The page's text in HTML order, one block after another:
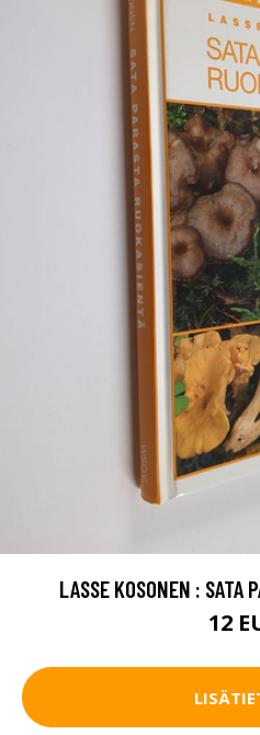
LASSE KOSONEN : SATA
12